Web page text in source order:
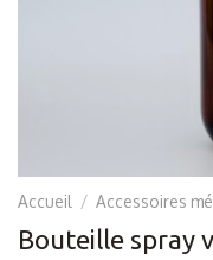
Accueil / Accessoires
Bouteille spray